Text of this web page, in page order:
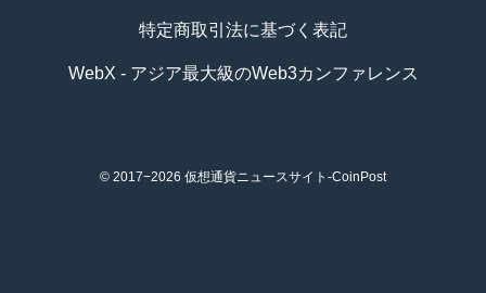
特定商取引法に基づく表記
WebX - アジア最大級のWeb3カンファレンス
© 2017−2026 仮想通貨ニュースサイト-CoinPost